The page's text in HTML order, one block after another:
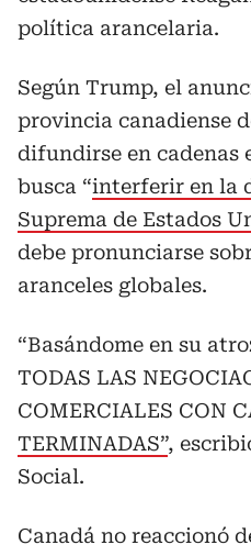
política arancelaria.
Según Trump, el
provincia canadiense
difundirse en cadenas
busca “interferir en la
Suprema de Estados
debe pronunciarse
aranceles globales.
“Basándome en su
TODAS LAS
COMERCIALES CON
TERMINADAS”,
Social.
Canadá no reaccionó